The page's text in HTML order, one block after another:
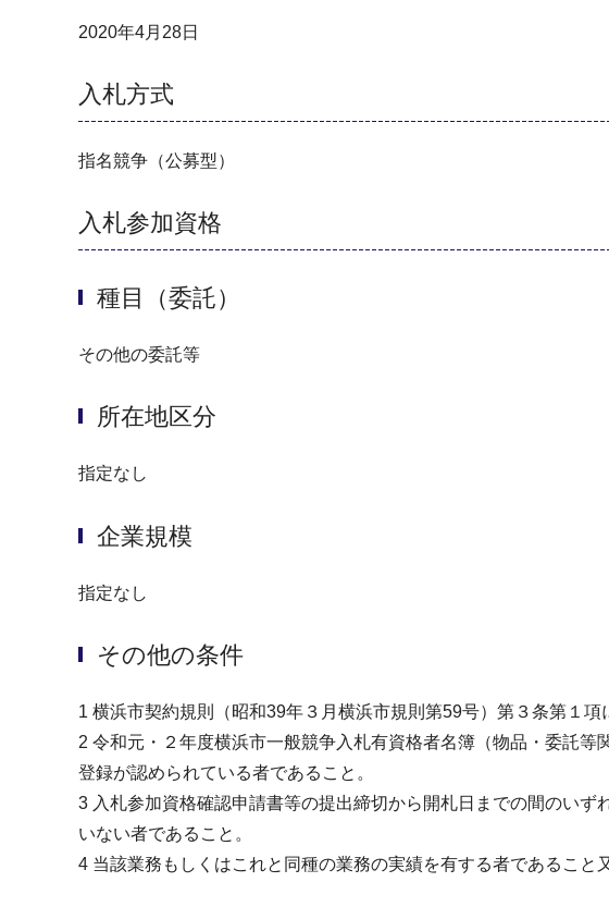
2020年4月28日
入札方式
指名競争（公募型）
入札参加資格
種目（委託）
その他の委託等
所在地区分
指定なし
企業規模
指定なし
その他の条件
1 横浜市契約規則（昭和39年３月横浜市規則第59号）第３条第１
2 令和元・２年度横浜市一般競争入札有資格者名簿（物品・委託
登録が認められている者であること。
3 入札参加資格確認申請書等の提出締切から開札日までの間のい
いない者であること。
4 当該業務もしくはこれと同種の業務の実績を有する者であること